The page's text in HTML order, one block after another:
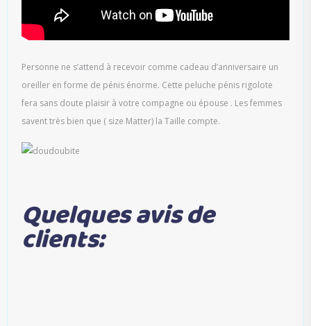
Personne ne s’attend à recevoir comme cadeau d’anniversaire un
oreiller en forme de pénis énorme. Cette peluche pénis rigolote
fera sans doute plaisir à votre compagne ou épouse . Les femmes
savent très bien que ( size Matter) la Taille compte.
Quelques avis de
clients: